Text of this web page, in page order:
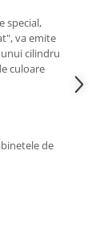
special,
va emite
cilindru
culoare
de